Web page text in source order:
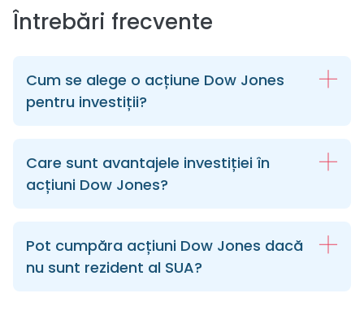
Întrebări frecvente
Cum se alege o acțiune Dow Jones
pentru investiții?
Care sunt avantajele investiției în
acțiuni Dow Jones?
Pot cumpăra acțiuni Dow Jones dacă
nu sunt rezident al SUA?